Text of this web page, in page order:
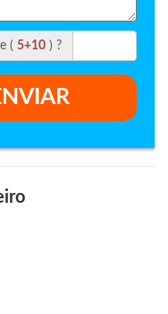
( 5+10 ) ?